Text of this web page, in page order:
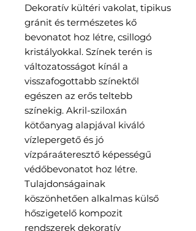
Dekoratív kültéri vakolat, tipikus
gránit és természetes kő
bevonatot hoz létre, csillogó
kristályokkal. Színek terén is
változatosságot kínál a
visszafogottabb színektől
egészen az erős teltebb
színekig. Akril-sziloxán
kötőanyag alapjával kiváló
vízlepergető és jó
vízpáraáteresztő képességű
védőbevonatot hoz létre.
Tulajdonságainak
köszönhetően alkalmas külső
hőszigetelő kompozit
rendszerek dekoratív